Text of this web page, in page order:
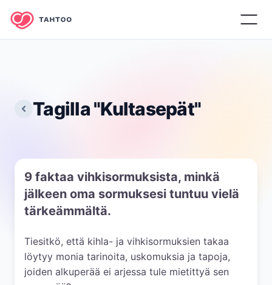
Tagilla "Kultasepät"
9 faktaa vihkisormuksista, minkä
jälkeen oma sormuksesi tuntuu vielä
tärkeämmältä.
Tiesitkö, että kihla- ja vihkisormuksien takaa
löytyy monia tarinoita, uskomuksia ja tapoja,
joiden alkuperää ei arjessa tule mietittyä sen